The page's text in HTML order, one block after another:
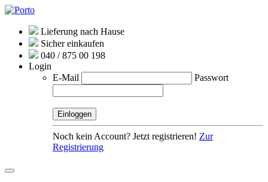
Lieferung nach Hause
Sicher einkaufen
040 / 875 00 198
Login
E-Mail
Passwort
Noch kein Account? Jetzt registrieren! Zur
Registrierung